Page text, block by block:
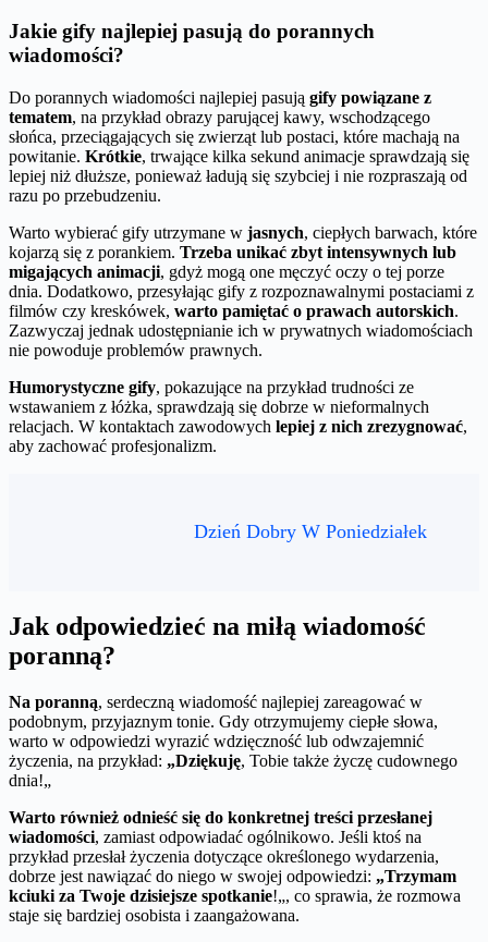
Jakie gify najlepiej pasują do porannych
wiadomości?
Do porannych wiadomości najlepiej pasują gify powiązane z
tematem, na przykład obrazy parującej kawy, wschodzącego
słońca, przeciągających się zwierząt lub postaci, które machają na
powitanie. Krótkie, trwające kilka sekund animacje sprawdzają się
lepiej niż dłuższe, ponieważ ładują się szybciej i nie rozpraszają od
razu po przebudzeniu.
Warto wybierać gify utrzymane w jasnych, ciepłych barwach, które
kojarzą się z porankiem. Trzeba unikać zbyt intensywnych lub
migających animacji, gdyż mogą one męczyć oczy o tej porze
dnia. Dodatkowo, przesyłając gify z rozpoznawalnymi postaciami z
filmów czy kreskówek, warto pamiętać o prawach autorskich.
Zazwyczaj jednak udostępnianie ich w prywatnych wiadomościach
nie powoduje problemów prawnych.
Humorystyczne gify, pokazujące na przykład trudności ze
wstawaniem z łóżka, sprawdzają się dobrze w nieformalnych
relacjach. W kontaktach zawodowych lepiej z nich zrezygnować,
aby zachować profesjonalizm.
Dzień Dobry W Poniedziałek
Jak odpowiedzieć na miłą wiadomość
poranną?
Na poranną, serdeczną wiadomość najlepiej zareagować w
podobnym, przyjaznym tonie. Gdy otrzymujemy ciepłe słowa,
warto w odpowiedzi wyrazić wdzięczność lub odwzajemnić
życzenia, na przykład: „Dziękuję, Tobie także życzę cudownego
dnia!„
Warto również odnieść się do konkretnej treści przesłanej
wiadomości, zamiast odpowiadać ogólnikowo. Jeśli ktoś na
przykład przesłał życzenia dotyczące określonego wydarzenia,
dobrze jest nawiązać do niego w swojej odpowiedzi: „Trzymam
kciuki za Twoje dzisiejsze spotkanie!„, co sprawia, że rozmowa
staje się bardziej osobista i zaangażowana.